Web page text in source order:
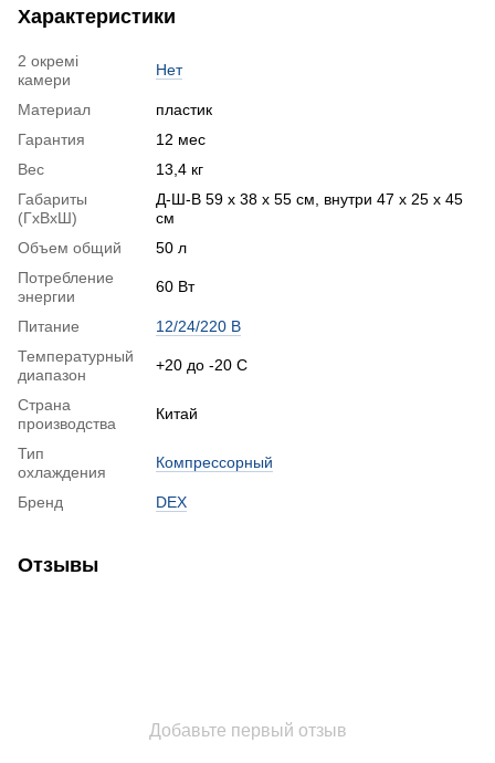
Характеристики
2 окремі
камери
Нет
Материал
пластик
Гарантия
12 мес
Вес
13,4 кг
Габариты
(ГхВхШ)
Д-Ш-В 59 х 38 х 55 см, внутри 47 х 25 х 45
см
Объем общий
50 л
Потребление
энергии
60 Вт
Питание
12/24/220 В
Температурный
диапазон
+20 до -20 С
Страна
производства
Китай
Тип
охлаждения
Компрессорный
Бренд DEX
Отзывы
Добавьте первый отзыв